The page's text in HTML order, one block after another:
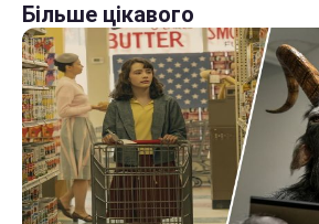
Більше цікавого